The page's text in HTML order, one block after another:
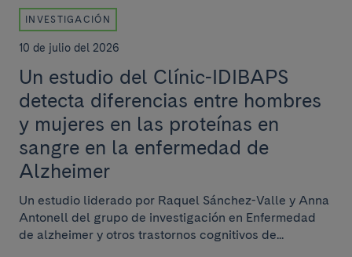
INVESTIGACIÓN
10 de julio del 2026
Un estudio del Clínic-IDIBAPS
detecta diferencias entre hombres
y mujeres en las proteínas en
sangre en la enfermedad de
Alzheimer
Un estudio liderado por Raquel Sánchez-Valle y Anna
Antonell del grupo de investigación en Enfermedad
de alzheimer y otros trastornos cognitivos de...